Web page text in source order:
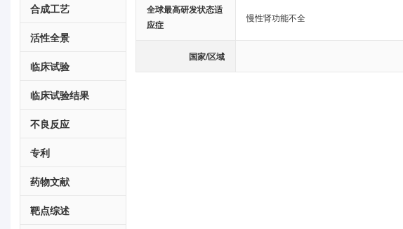
合成工艺
活性全景
临床试验
临床试验结果
不良反应
专利
药物文献
靶点综述
全球最高研发状态适
应症
慢性肾功能不全
国家/区域